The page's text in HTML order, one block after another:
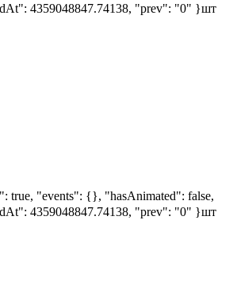
4359048847.74138, "prev": "0" }шт
true, "events": {}, "hasAnimated": false,
4359048847.74138, "prev": "0" }шт